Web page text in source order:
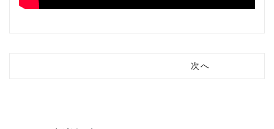
次へ